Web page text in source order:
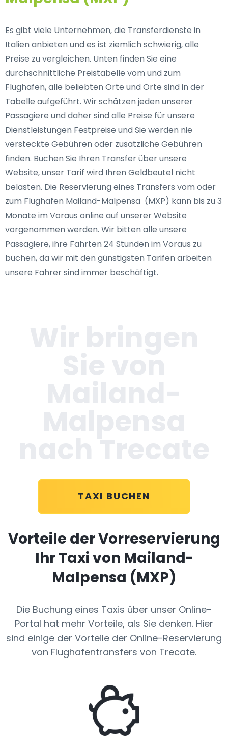
Es gibt viele Unternehmen, die Transferdienste in
Italien anbieten und es ist ziemlich schwierig, alle
Preise zu vergleichen. Unten finden Sie eine
durchschnittliche Preistabelle vom und zum
Flughafen, alle beliebten Orte und Orte sind in der
Tabelle aufgeführt. Wir schätzen jeden unserer
Passagiere und daher sind alle Preise für unsere
Dienstleistungen Festpreise und Sie werden nie
versteckte Gebühren oder zusätzliche Gebühren
finden. Buchen Sie Ihren Transfer über unsere
Website, unser Tarif wird Ihren Geldbeutel nicht
belasten. Die Reservierung eines Transfers vom oder
zum Flughafen Mailand-Malpensa (MXP) kann bis zu 3
Monate im Voraus online auf unserer Website
vorgenommen werden. Wir bitten alle unsere
Passagiere, ihre Fahrten 24 Stunden im Voraus zu
buchen, da wir mit den günstigsten Tarifen arbeiten
unsere Fahrer sind immer beschäftigt.
TAXI BUCHEN
Vorteile der Vorreservierung
Ihr Taxi von Mailand-
Malpensa (MXP)
Die Buchung eines Taxis über unser Online-
Portal hat mehr Vorteile, als Sie denken. Hier
sind einige der Vorteile der Online-Reservierung
von Flughafentransfers von Trecate.